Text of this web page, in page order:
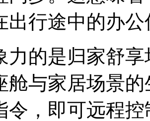
出行途中的办公
力的是归家舒
舱与家居场景
令，即可远程